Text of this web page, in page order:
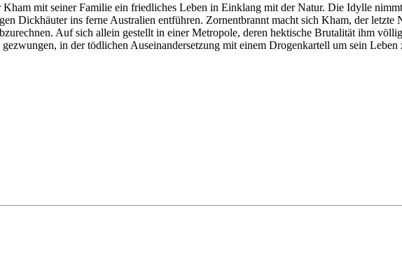
mit seiner Familie ein friedliches Leben in Einklang mit der Natur. Die Idylle
Dickhäuter ins ferne Australien entführen. Zornentbrannt macht sich Kham, der letzte
Auf sich allein gestellt in einer Metropole, deren hektische Brutalität ihm
in der tödlichen Auseinandersetzung mit einem Drogenkartell um sein